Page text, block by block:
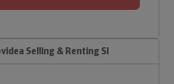
Selling & Renting Sl